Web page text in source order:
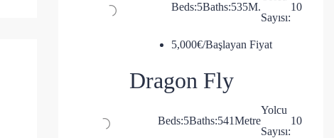
Beds:5Baths:535M.
Sayısı:
10
5,000€/Başlayan Fiyat
Dragon Fly
Beds:5Baths:541Metre
Yolcu
Sayısı:
10